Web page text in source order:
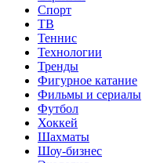
Спорт
ТВ
Теннис
Технологии
Тренды
Фигурное катание
Фильмы и сериалы
Футбол
Хоккей
Шахматы
Шоу-бизнес